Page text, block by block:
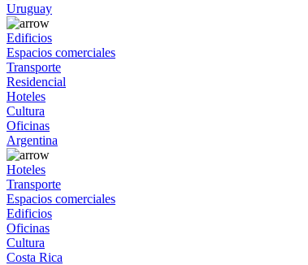
Uruguay
Edificios
Espacios comerciales
Transporte
Residencial
Hoteles
Cultura
Oficinas
Argentina
Hoteles
Transporte
Espacios comerciales
Edificios
Oficinas
Cultura
Costa Rica